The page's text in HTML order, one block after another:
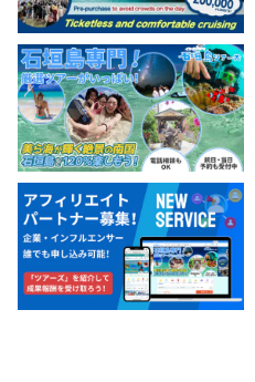
为国家公园！